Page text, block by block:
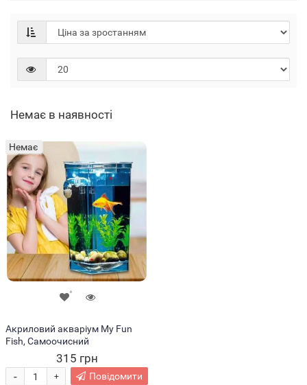
Немає в наявності
Немає
Акриловий акваріум My Fun
Fish, Самоочисний
315 грн
+
- Повідомити